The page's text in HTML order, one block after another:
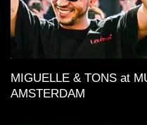
MIGUELLE & TONS at
AMSTERDAM